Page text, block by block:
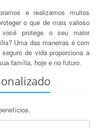
e realizamos muitos
o que de mais valioso
protege o seu maior
Uma das maneiras é com
de vida proporciona a
família, hoje e no futuro.